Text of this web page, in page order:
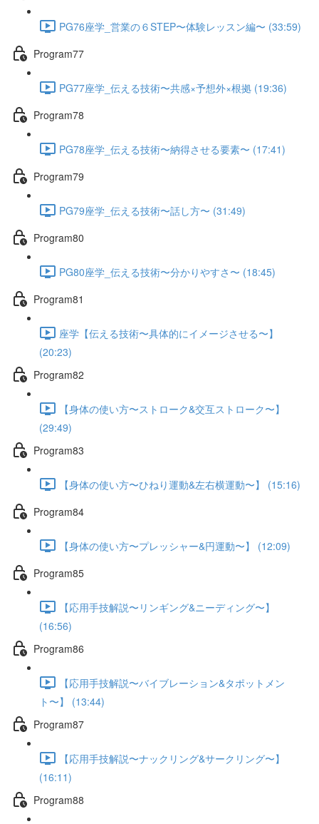
PG76座学_営業の６STEP〜体験レッスン編〜 (33:59)
Program77
PG77座学_伝える技術〜共感×予想外×根拠 (19:36)
Program78
PG78座学_伝える技術〜納得させる要素〜 (17:41)
Program79
PG79座学_伝える技術〜話し方〜 (31:49)
Program80
PG80座学_伝える技術〜分かりやすさ〜 (18:45)
Program81
座学【伝える技術〜具体的にイメージさせる〜】
(20:23)
Program82
【身体の使い方〜ストローク&交互ストローク〜】
(29:49)
Program83
【身体の使い方〜ひねり運動&左右横運動〜】 (15:16)
Program84
【身体の使い方〜プレッシャー&円運動〜】 (12:09)
Program85
【応用手技解説〜リンギング&ニーディング〜】
(16:56)
Program86
【応用手技解説〜バイブレーション&タポットメン
ト〜】 (13:44)
Program87
【応用手技解説〜ナックリング&サークリング〜】
(16:11)
Program88